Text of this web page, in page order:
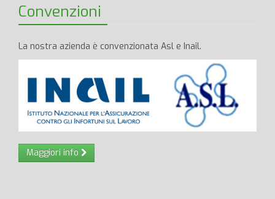
Convenzioni
La nostra azienda è convenzionata Asl e Inail.
Maggiori info